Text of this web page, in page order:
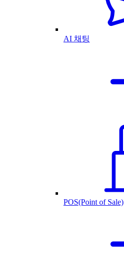
AI 채팅
POS(Point of Sale)